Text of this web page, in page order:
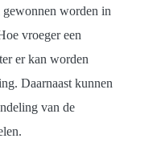
worden in
vroeger een
er kan worden
Daarnaast kunnen
van de